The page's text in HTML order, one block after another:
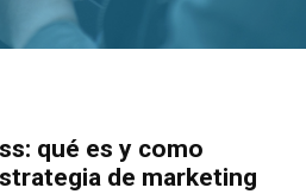
qué es y como
de marketing